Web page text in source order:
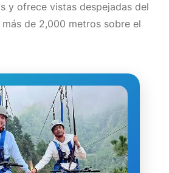
y ofrece vistas despejadas del
de 2,000 metros sobre el